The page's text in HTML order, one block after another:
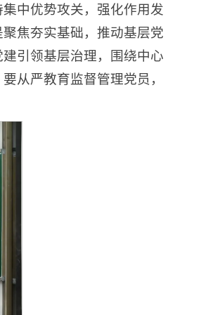
中优势攻关，强化作用发
焦夯实基础，推动基层党
引领基层治理，围绕中心
从严教育监督管理党员，